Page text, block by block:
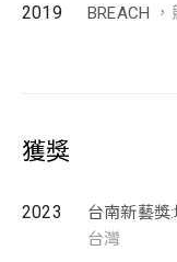
2019 BREACH
獲獎
2023 台南新藝獎
台灣